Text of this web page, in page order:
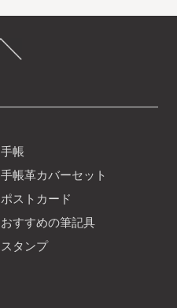
手帳
手帳革カバーセット
ポストカード
おすすめの筆記具
スタンプ